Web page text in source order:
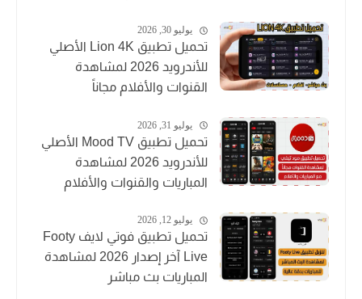
يوليو 30, 2026
تحميل تطبيق Lion 4K الأصلي
للأندرويد 2026 لمشاهدة
القنوات والأفلام مجاناً
يوليو 31, 2026
تحميل تطبيق Mood TV الأصلي
للأندرويد 2026 لمشاهدة
المباريات والقنوات والأفلام
يوليو 12, 2026
تحميل تطبيق فوتي لايف Footy
Live آخر إصدار 2026 لمشاهدة
المباريات بث مباشر